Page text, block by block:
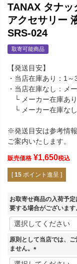
TANAX タナッ
アクセサリー
SRS-024
取寄可能商品
【発送目安】
・当店在庫あり：1～
・当店在庫なし：メ
└ メーカー在庫あ
└ メーカー在庫なし
※発送目安は参考情
ご案内いたします。
販売価格 ¥1,650税込
[ 15 ポイント進呈 ]
お取寄せ商品の入荷予
要する場合がございます
原則として当店では、
ません。
(